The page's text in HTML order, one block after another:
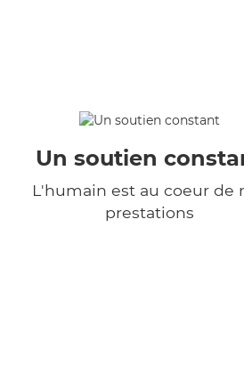
Un soutien
L'humain est au coeur de
prestations